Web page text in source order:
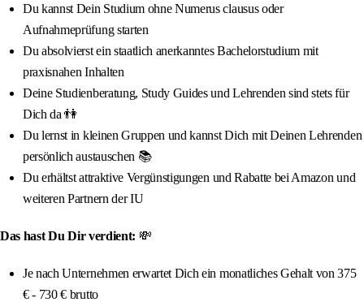
Du kannst Dein Studium ohne Numerus clausus oder
Aufnahmeprüfung starten
Du absolvierst ein staatlich anerkanntes Bachelorstudium mit
praxisnahen Inhalten
Deine Studienberatung, Study Guides und Lehrenden sind stets für
Dich da 👫
Du lernst in kleinen Gruppen und kannst Dich mit Deinen Lehrenden
persönlich austauschen 📚
Du erhältst attraktive Vergünstigungen und Rabatte bei Amazon und
weiteren Partnern der IU
Das hast Du Dir verdient: 💸
Je nach Unternehmen erwartet Dich ein monatliches Gehalt von 375
€ - 730 € brutto